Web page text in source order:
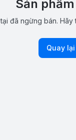
Sản
đã ngừng bán.
Quay